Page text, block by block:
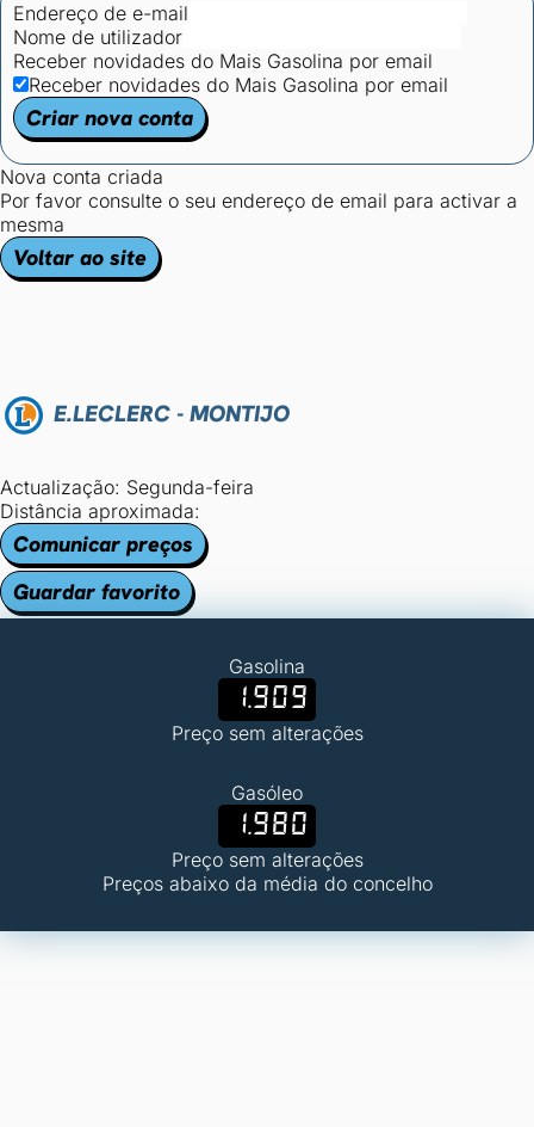
Endereço de e-mail
Nome de utilizador
Receber novidades do Mais Gasolina por email
Receber novidades do Mais Gasolina por email
Criar nova conta
Nova conta criada
Por favor consulte o seu endereço de email para activar a
mesma
Voltar ao site
E.LECLERC - MONTIJO
Actualização: Segunda-feira
Distância aproximada:
Comunicar preços
Guardar favorito
Gasolina
1.909
Preço sem alterações
Gasóleo
1.980
Preço sem alterações
Preços abaixo da média do concelho